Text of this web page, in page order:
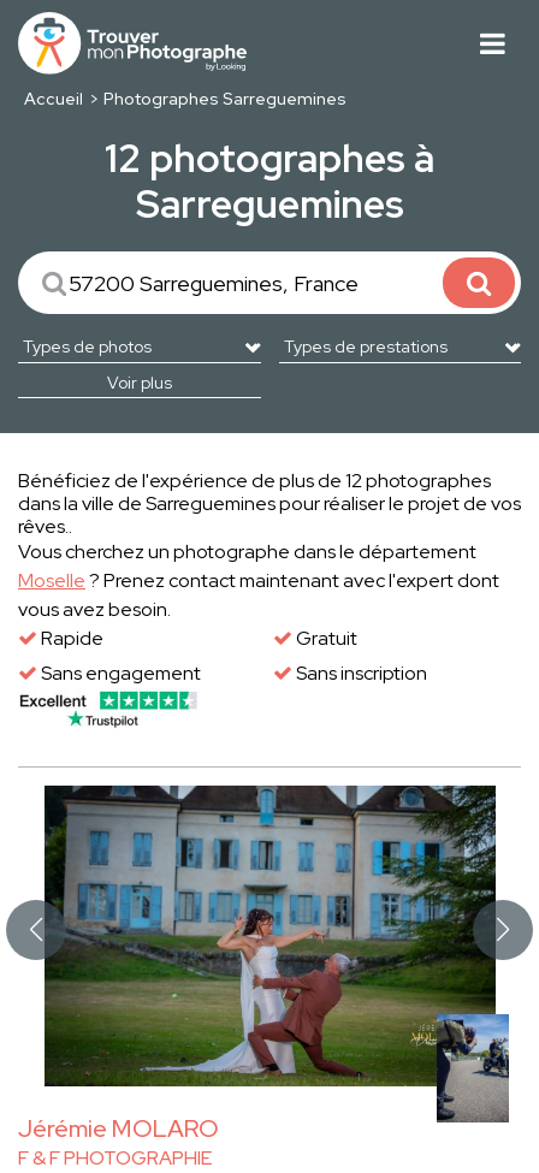
Accueil Photographes Sarreguemines
12 photographes à
Sarreguemines
Voir plus
Bénéficiez de l'expérience de plus de 12 photographes
dans la ville de Sarreguemines pour réaliser le projet de vos
rêves..
Vous cherchez un photographe dans le département
Moselle? Prenez contact maintenant avec l'expert dont
vous avez besoin.
Rapide
Gratuit
Sans engagement
Sans inscription
Jérémie MOLARO
F & F PHOTOGRAPHIE